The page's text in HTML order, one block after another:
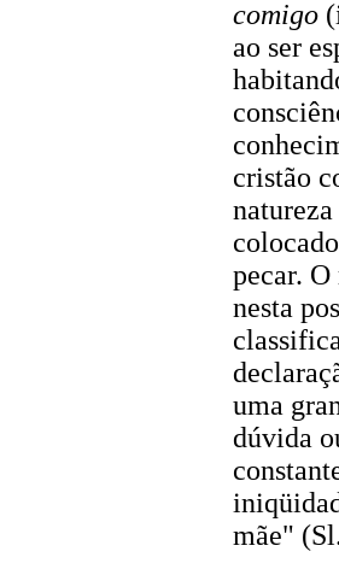
comigo
ao ser
cristão
pecar.
nesta
uma
dúvida
mãe"